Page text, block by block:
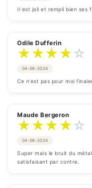
Il est joli et rempli bien ses
Odile Dufferin
★★★★☆
04-06-2024
Ce n'est pas pour moi
Maude Bergeron
★★★★☆
04-06-2024
Super mais le bruit du
satisfaisant par contre.